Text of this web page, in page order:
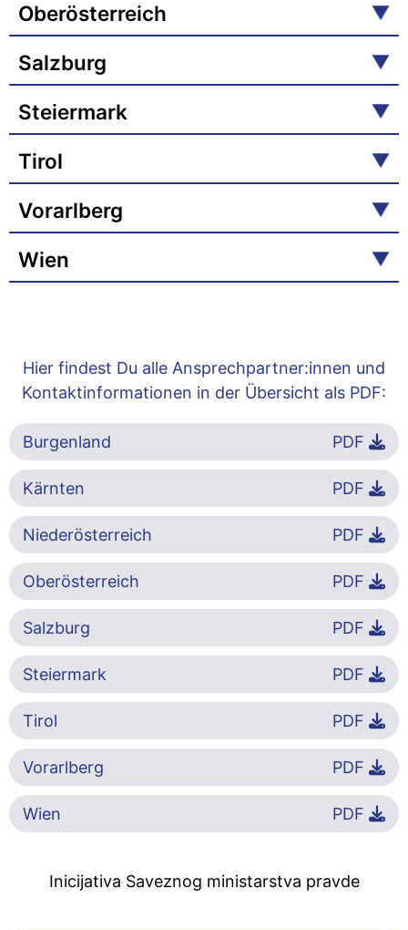
Oberösterreich
Salzburg
Steiermark
Tirol
Vorarlberg
Wien
Hier findest Du alle Ansprechpartner:innen und
Kontaktinformationen in der Übersicht als PDF:
Burgenland PDF
Kärnten PDF
Niederösterreich PDF
Oberösterreich PDF
Salzburg PDF
Steiermark PDF
Tirol PDF
Vorarlberg PDF
Wien PDF
Inicijativa Saveznog ministarstva pravde